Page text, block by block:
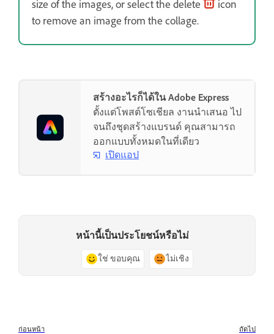
size of the images, orselect the delete
icon
to remove an image from the collage.
สร้างอะไรก็ได้ใน Adobe Express
ตั้งแต่โพสต์โซเชียล งานนำเสนอ ไป
จนถึงชุดสร้างแบรนด์ คุณสามารถ
ออกแบบทั้งหมดในที่เดียว
เปิดแอป
หน้านี้เป็นประโยชน์หรือไม่
ใช่ ขอบคุณ ไม่เชิง
ก่อนหน้า ถัดไป